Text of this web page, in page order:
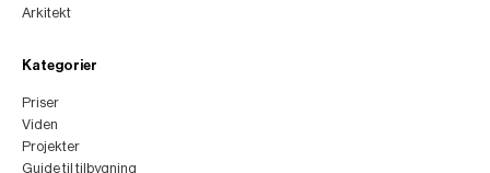
Arkitekt
Kategorier
Priser
Viden
Projekter
Guide til tilbygning